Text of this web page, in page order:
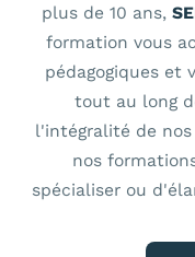
plus de 10 ans,
formation vous
pédagogiques et
tout au long
l'intégralité de
nos
spécialiser ou